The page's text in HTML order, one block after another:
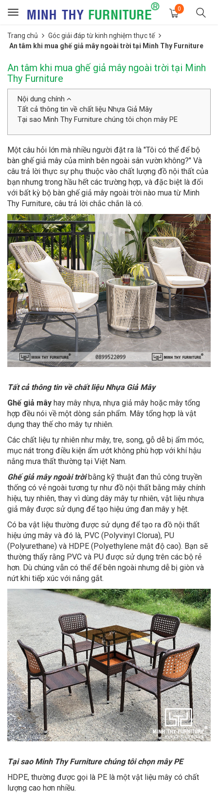
Toggle
0
Trang chủ
Góc giải đáp từ kinh nghiệm thực tế
An tâm khi mua ghế giả mây ngoài trời tại Minh Thy Furniture
An tâm khi mua ghế giả mây ngoài trời tại Minh
Thy Furniture
Nội dung chính
Tất cả thông tin về chất liệu Nhựa Giả Mây
Tại sao Minh Thy Furniture chúng tôi chọn mây PE
Một câu hỏi lớn mà nhiều người đặt ra là "Tôi có thể để bộ
bàn ghế giả mây của mình bên ngoài sân vườn không?" Và
câu trả lời thực sự phụ thuộc vào chất lượng đồ nội thất của
bạn nhưng trong hầu hết các trường hợp, và đặc biệt là đối
với bất kỳ bộ bàn ghế giả mây ngoài trời nào mua từ Minh
Thy Furniture, câu trả lời chắc chắn là có.
Tất cả thông tin về chất liệu Nhựa Giả Mây
Ghế giả mây hay mây nhựa, nhựa giả mây hoặc mây tổng
hợp đều nói về một dòng sản phẩm. Mây tổng hợp là vật
dụng thay thế cho mây tự nhiên.
Các chất liệu tự nhiên như mây, tre, song, gỗ dễ bị ẩm móc,
mục nát trong điều kiện ẩm ướt không phù hợp với khí hậu
nắng mưa thất thường tại Việt Nam.
Ghế giả mây ngoài trờibằng kỹ thuật đan thủ công truyền
thống có vẻ ngoài tương tự như đồ nội thất bằng mây chính
hiệu, tuy nhiên, thay vì dùng dây mây tự nhiên, vật liệu nhựa
giả mây được sử dụng để tạo hiệu ứng đan mây y hệt.
Có ba vật liệu thường được sử dụng để tạo ra đồ nội thất
hiệu ứng mây và đó là, PVC (Polyvinyl Clorua), PU
(Polyurethane) và HDPE (Polyethylene mật độ cao). Bạn sẽ
thường thấy rằng PVC và PU được sử dụng trên các bộ rẻ
hơn. Dù chúng vẫn có thể để bên ngoài nhưng dễ bị giòn và
nứt khi tiếp xúc với nắng gắt.
Tại sao Minh Thy Furniture chúng tôi chọn mây PE
HDPE, thường được gọi là PE là một vật liệu mây có chất
lượng cao hơn nhiều.